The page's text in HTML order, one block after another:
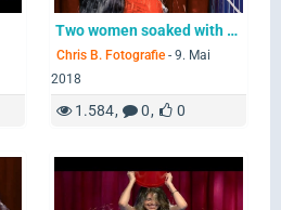
Two women soaked with water buckets
Chris B. Fotografie - 9. Mai
2018
1.584 0 0